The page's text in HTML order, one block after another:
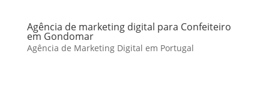
Agência de marketing digital para Confeiteiro
em Gondomar
Agência de Marketing Digital em Portugal